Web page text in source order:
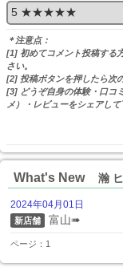
＊注意点：
[1] 初めてコメント投稿する
さい。
[2] 投稿ボタンを押したら次
[3] どうぞ自身の体験・口コ
メ）・レビューをシェアして
What's New 瀚
2024年04月01日
新店舗 富山➠
ページ：1